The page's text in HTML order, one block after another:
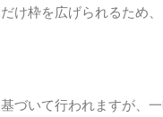
け枠を広げられるため
づいて行われますが、